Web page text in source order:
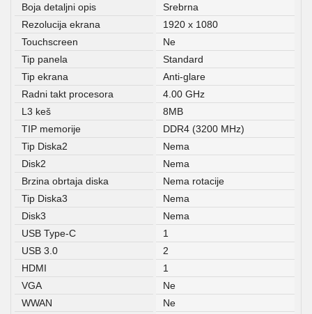
Boja detaljni opis
Srebrna
Rezolucija ekrana
1920 x 1080
Touchscreen
Ne
Tip panela
Standard
Tip ekrana
Anti-glare
Radni takt procesora
4.00 GHz
L3 keš
8MB
TIP memorije
DDR4 (3200 MHz)
Tip Diska2
Nema
Disk2
Nema
Brzina obrtaja diska
Nema rotacije
Tip Diska3
Nema
Disk3
Nema
USB Type-C
1
USB 3.0
2
HDMI
1
VGA
Ne
WWAN
Ne